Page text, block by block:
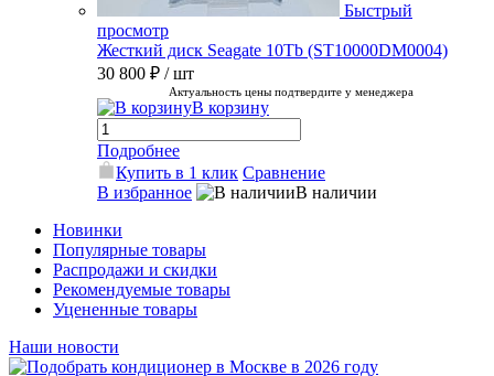
Быстрый
просмотр
Жесткий диск Seagate 10Tb (ST10000DM0004)
30 800 ₽ / шт
Актуальность цены подтвердите у менеджера
В корзину
Подробнее
Купить в 1 клик Сравнение
В избранное
В наличии
Новинки
Популярные товары
Распродажи и скидки
Рекомендуемые товары
Уцененные товары
Наши новости